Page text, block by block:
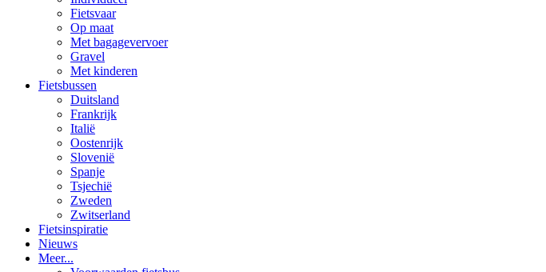
Fietsvaar
Op maat
Met bagagevervoer
Gravel
Met kinderen
Fietsbussen
Duitsland
Frankrijk
Italië
Oostenrijk
Slovenië
Spanje
Tsjechië
Zweden
Zwitserland
Fietsinspiratie
Nieuws
Meer...